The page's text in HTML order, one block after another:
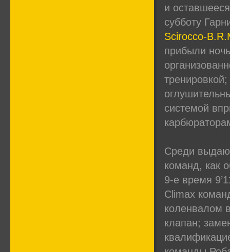
и
субботу
Scirocco-
прибыли
системой
Среди
команд, как
9-е время
Climax
коленвалом
клапан;